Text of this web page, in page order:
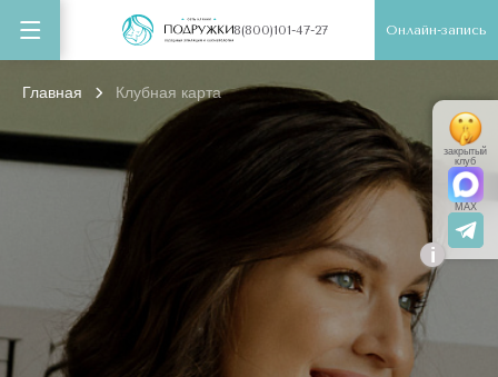
8(800)101-47-27 Онлайн-запись
Главная Клубная карта
i
закрытый
клуб
MAX